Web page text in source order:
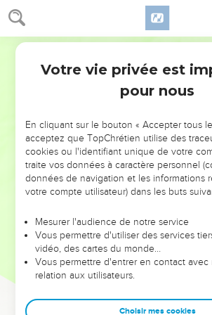
NE MANQUEZ PAS
DE L’ANNÉE !
ET SI LEURS ERREURS POUVAIENT
VOTRES ?
leur foi ou leur vision. Mais on voit moins les
et les saisons difficiles qu'ils ont traversés,
sont elles qui les ont
Dans cette conférence, leaders,
clés pour avancer avec plus de sagesse
Votre vie privée est
pour nous
En cliquant sur le bouton « Accepter tous
acceptez que TopChrétien utilise des
cookies ou l'identifiant unique de votre
traite vos données à caractère personnel
données de navigation et les informations
votre compte utilisateur) dans les buts
Mesurer l'audience de notre service
Vous permettre d'utiliser des services
vidéo, des cartes du monde…
Vous permettre d'entrer en contact avec
relation aux utilisateurs.
Choisir mes cookies